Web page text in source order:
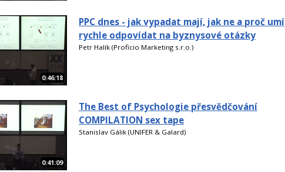
0:46:18
PPC dnes - jak vypadat mají, jak ne a proč umí
rychle odpovídat na byznysové otázky
Petr Halík (Proficio Marketing s.r.o.)
0:41:09
The Best of Psychologie přesvědčování
COMPILATION sex tape
Stanislav Gálik (UNIFER & Galard)